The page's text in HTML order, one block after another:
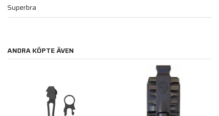
Superbra
ANDRA KÖPTE ÄVEN